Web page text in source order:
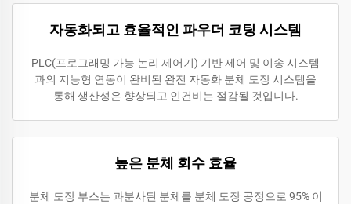
자동화되고 효율적인 파우더 코팅 시스템
PLC(프로그래밍 가능 논리 제어기) 기반 제어 및 이송 시스템
과의 지능형 연동이 완비된 완전 자동화 분체 도장 시스템을
통해 생산성은 향상되고 인건비는 절감될 것입니다.
높은 분체 회수 효율
분체 도장 부스는 과분사된 분체를 분체 도장 공정으로 95% 이